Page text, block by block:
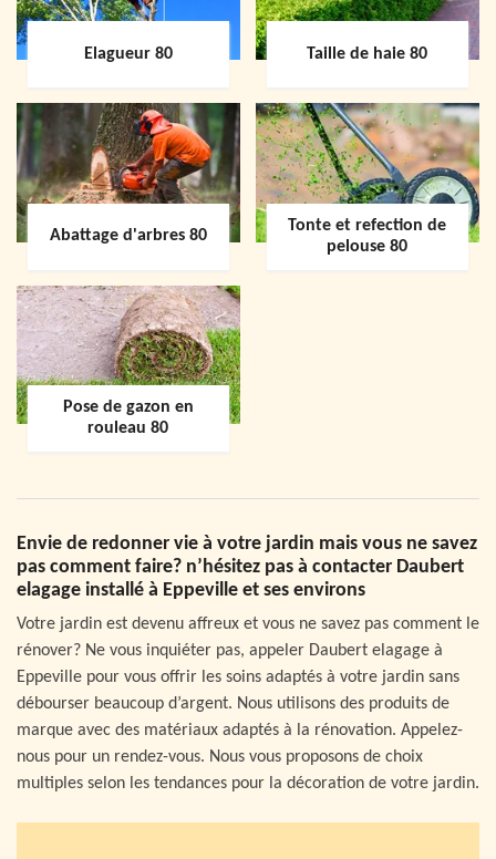
Elagueur 80 Taille de haie 80
Abattage d'arbres 80
Tonte et refection de
pelouse 80
Pose de gazon en
rouleau 80
Envie de redonner vie à votre jardin mais vous ne savez
pas comment faire? n’hésitez pas à contacter Daubert
elagage installé à Eppeville et ses environs
Votre jardin est devenu affreux et vous ne savez pas comment le
rénover? Ne vous inquiéter pas, appeler Daubert elagage à
Eppeville pour vous offrir les soins adaptés à votre jardin sans
débourser beaucoup d’argent. Nous utilisons des produits de
marque avec des matériaux adaptés à la rénovation. Appelez-
nous pour un rendez-vous. Nous vous proposons de choix
multiples selon les tendances pour la décoration de votre jardin.